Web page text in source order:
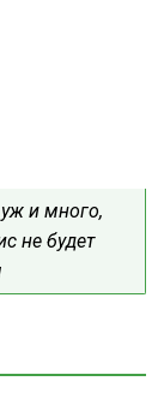
уж и много,
не будет